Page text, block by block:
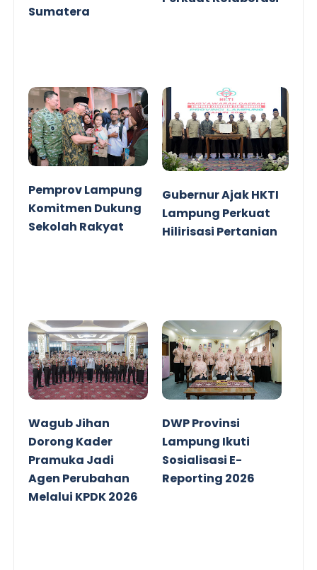
Sumatera
Pemprov Lampung
Komitmen Dukung
Sekolah Rakyat
Gubernur Ajak HKTI
Lampung Perkuat
Hilirisasi Pertanian
Wagub Jihan
Dorong Kader
Pramuka Jadi
Agen Perubahan
Melalui KPDK 2026
DWP Provinsi
Lampung Ikuti
Sosialisasi E-
Reporting 2026